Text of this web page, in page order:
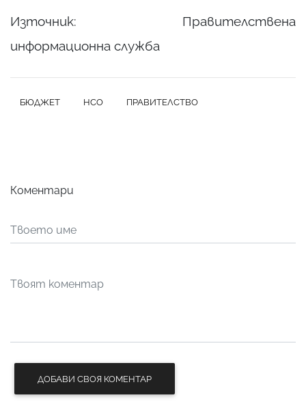
Източник:
Правителствена
информационна служба
БЮДЖЕТ НСО ПРАВИТЕЛСТВО
Коментари
ДОБАВИ СВОЯ КОМЕНТАР